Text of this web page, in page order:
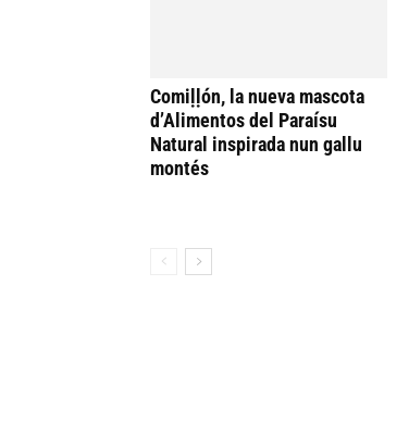
Comiḷḷón, la nueva mascota
d’Alimentos del Paraísu
Natural inspirada nun gallu
montés